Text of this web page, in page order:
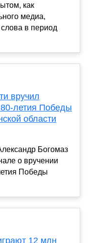
как
медиа,
в период
вручил
летия Победы
области
Богомаз
о вручении
Победы
12 млн